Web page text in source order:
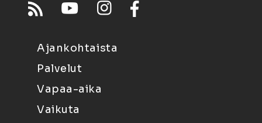
Ajankohtaista
Palvelut
Vapaa-aika
Vaikuta